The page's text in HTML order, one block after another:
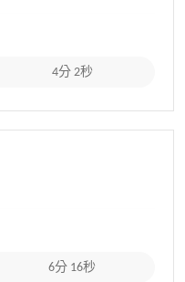
4分 2秒
6分 16秒